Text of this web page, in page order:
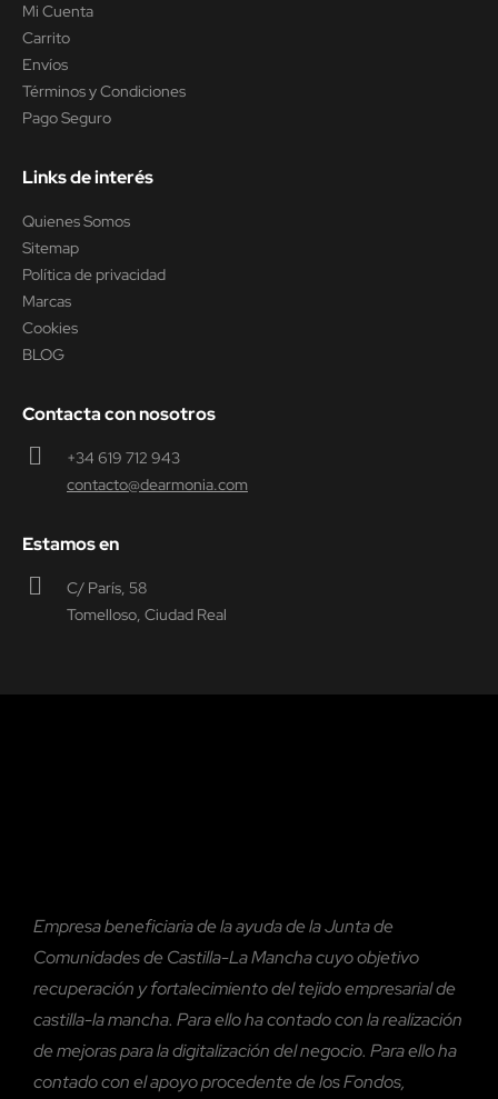
Mi Cuenta
Carrito
Envíos
Términos y Condiciones
Pago Seguro
Links de interés
Quienes Somos
Sitemap
Política de privacidad
Marcas
Cookies
BLOG
Contacta con nosotros
+34 619 712 943
contacto@dearmonia.com
Estamos en
C/ París, 58
Tomelloso, Ciudad Real
Empresa beneficiaria de la ayuda de la Junta de
Comunidades de Castilla-La Mancha cuyo objetivo
recuperación y fortalecimiento del tejido empresarial de
castilla-la mancha. Para ello ha contado con la realización
de mejoras para la digitalización del negocio. Para ello ha
contado con elapoyo procedente de los Fondos,